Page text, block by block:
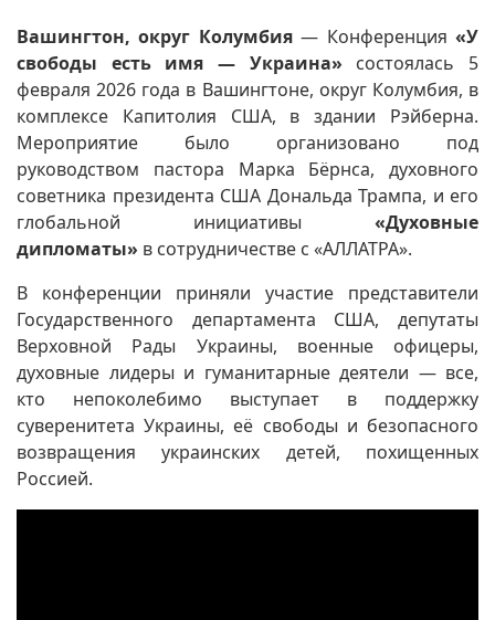
Вашингтон, округ Колумбия— Конференция«У
свободы есть имя — Украина» состоялась 5
февраля 2026 года в Вашингтоне, округ Колумбия, в
комплексе Капитолия США, в здании Рэйберна.
Мероприятие было организовано под
руководством пастора Марка Бёрнса, духовного
советника президента США Дональда Трампа, и его
глобальной инициативы «Духовные
дипломаты» в сотрудничестве с «АЛЛАТРА».
В конференции приняли участие представители
Государственного департамента США, депутаты
Верховной Рады Украины, военные офицеры,
духовные лидеры и гуманитарные деятели — все,
кто непоколебимо выступает в поддержку
суверенитета Украины, её свободы и безопасного
возвращения украинских детей, похищенных
Россией.